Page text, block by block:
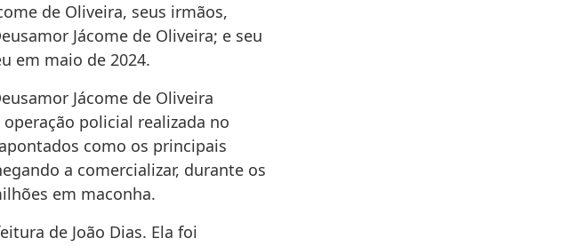
de Oliveira, seus irmãos,
Jácome de Oliveira; e seu
em maio de 2024.
Jácome de Oliveira
policial realizada no
como os principais
a comercializar, durante os
em maconha.
de João Dias. Ela foi